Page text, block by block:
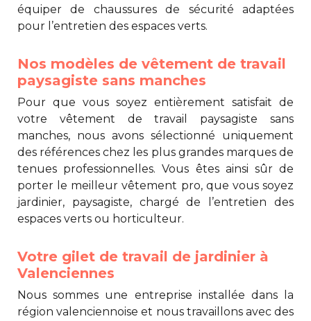
équiper de chaussures de sécurité adaptées
pour l’entretien des espaces verts.
Nos modèles de vêtement de travail
paysagiste sans manches
Pour que vous soyez entièrement satisfait de
votre vêtement de travail paysagiste sans
manches, nous avons sélectionné uniquement
des références chez les plus grandes marques de
tenues professionnelles. Vous êtes ainsi sûr de
porter le meilleur vêtement pro, que vous soyez
jardinier, paysagiste, chargé de l’entretien des
espaces verts ou horticulteur.
Votre gilet de travail de jardinier à
Valenciennes
Nous sommes une entreprise installée dans la
région valenciennoise et nous travaillons avec des